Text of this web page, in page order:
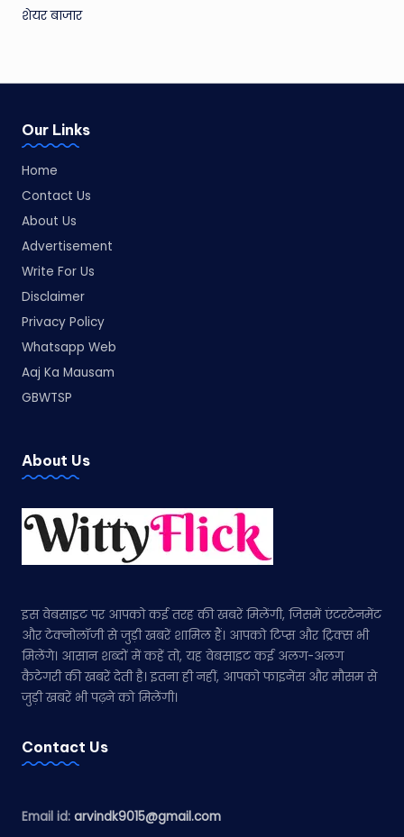
शेयर बाजार
Our Links
Home
Contact Us
About Us
Advertisement
Write For Us
Disclaimer
Privacy Policy
Whatsapp Web
Aaj Ka Mausam
GBWTSP
About Us
इस वेबसाइट पर आपको कई तरह की खबरें मिलेंगी, जिसमें एंटरटेनमेंट
और टेक्नोलॉजी से जुड़ी खबरें शामिल हैं। आपको टिप्स और ट्रिक्स भी
मिलेंगे। आसान शब्दों में कहें तो, यह वेबसाइट कई अलग-अलग
कैटेगरी की खबरें देती है। इतना ही नहीं, आपको फाइनेंस और मौसम से
जुड़ी खबरें भी पढ़ने को मिलेंगी।
Contact Us
Email id: arvindk9015@gmail.com